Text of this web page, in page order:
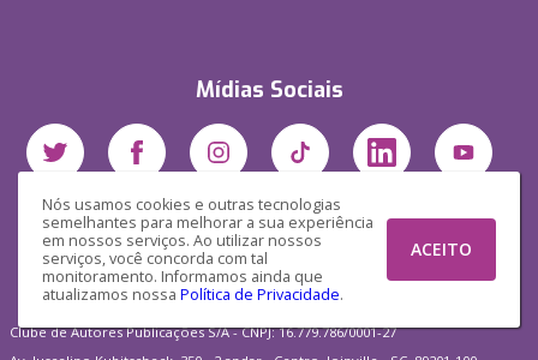
Nós usamos cookies e outras tecnologias
semelhantes para melhorar a sua experiência
em nossos serviços. Ao utilizar nossos
serviços, você concorda com tal
monitoramento. Informamos ainda que
atualizamos nossa Política de Privacidade.
ACEITO
Mídias Sociais
Clube de Autores Publicações S/A - CNPJ: 16.779.786/0001-27